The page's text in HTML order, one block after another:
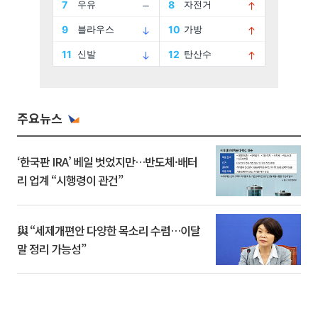
주요뉴스
‘한국판 IRA’ 베일 벗었지만…반도체·배터
리 업계 “시행령이 관건”
與 “세제개편안 다양한 목소리 수렴…이달
말 정리 가능성”